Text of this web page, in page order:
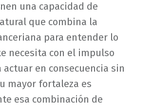
una capacidad de
que combina la
para entender lo
necesita con el impulso
actuar en consecuencia sin
mayor fortaleza es
esa combinación de